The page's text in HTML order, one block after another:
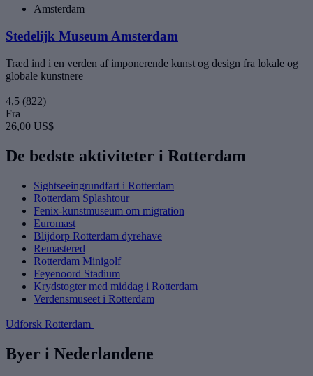
Amsterdam
Stedelijk Museum Amsterdam
Træd ind i en verden af imponerende kunst og design fra lokale og
globale kunstnere
4,5 (822)
Fra
26,00 US$
De bedste aktiviteter i Rotterdam
Sightseeingrundfart i Rotterdam
Rotterdam Splashtour
Fenix-kunstmuseum om migration
Euromast
Blijdorp Rotterdam dyrehave
Remastered
Rotterdam Minigolf
Feyenoord Stadium
Krydstogter med middag i Rotterdam
Verdensmuseet i Rotterdam
Udforsk Rotterdam
Byer i Nederlandene